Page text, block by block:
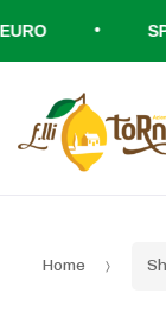
Skip
to
navigation
Skip
to
content
Home